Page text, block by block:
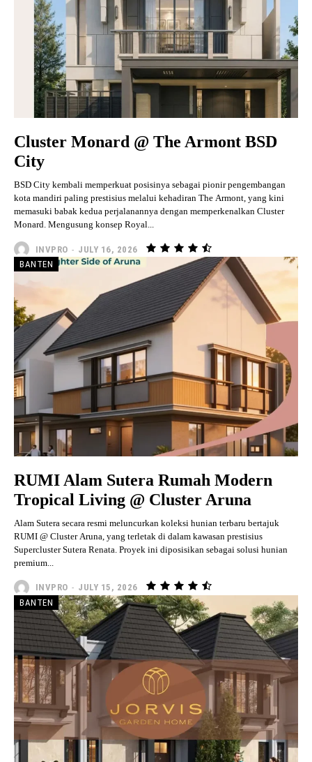
Cluster Monard @ The Armont BSD
City
BSD City kembali memperkuat posisinya sebagai pionir pengembangan
kota mandiri paling prestisius melalui kehadiran The Armont, yang kini
memasuki babak kedua perjalanannya dengan memperkenalkan Cluster
Monard. Mengusung konsep Royal...
INVPRO - JULY 16, 2026
BANTEN
RUMI Alam Sutera Rumah Modern
Tropical Living @ Cluster Aruna
Alam Sutera secara resmi meluncurkan koleksi hunian terbaru bertajuk
RUMI @ Cluster Aruna, yang terletak di dalam kawasan prestisius
Supercluster Sutera Renata. Proyek ini diposisikan sebagai solusi hunian
premium...
INVPRO - JULY 15, 2026
BANTEN